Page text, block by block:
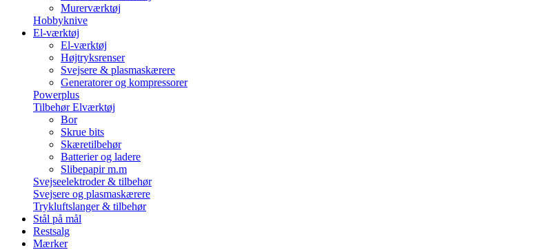
Murerværktøj
Hobbyknive
El-værktøj
El-værktøj
Højtryksrenser
Svejsere & plasmaskærere
Generatorer og kompressorer
Powerplus
Tilbehør Elværktøj
Bor
Skrue bits
Skæretilbehør
Batterier og ladere
Slibepapir m.m
Svejseelektroder & tilbehør
Svejsere og plasmaskærere
Trykluftslanger & tilbehør
Stål på mål
Restsalg
Mærker